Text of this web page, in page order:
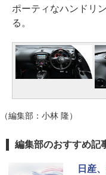
ポーティなハンドリ
る。
（編集部：小林 隆）
編集部のおすすめ記
日産